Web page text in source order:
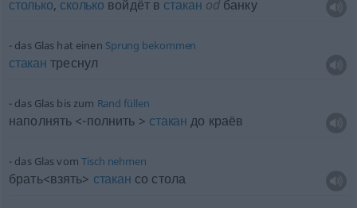
столько, сколько войдёт в стакан odбанку
das Glas hat einen Sprung bekommen
стакан треснул
das Glas bis zum Rand füllen
наполнять <-полнить > стакан до краёв
das Glas vomTisch nehmen
брать<взять> стакан со стола